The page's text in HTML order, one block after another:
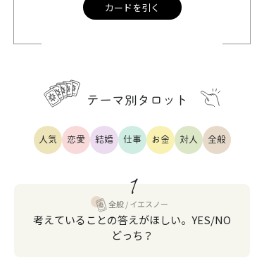
カードを引く
テーマ別タロット
人気 恋愛 結婚 仕事 お金 対人 全般
1
全般 イエスノー
考えていることの答えがほしい。YES/NO
どっち？